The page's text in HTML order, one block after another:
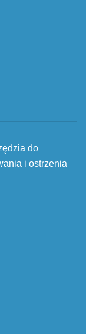
do
i ostrzenia